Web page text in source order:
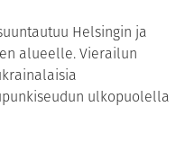
Helsingin ja
alueelle. Vierailun
ulkopuolella